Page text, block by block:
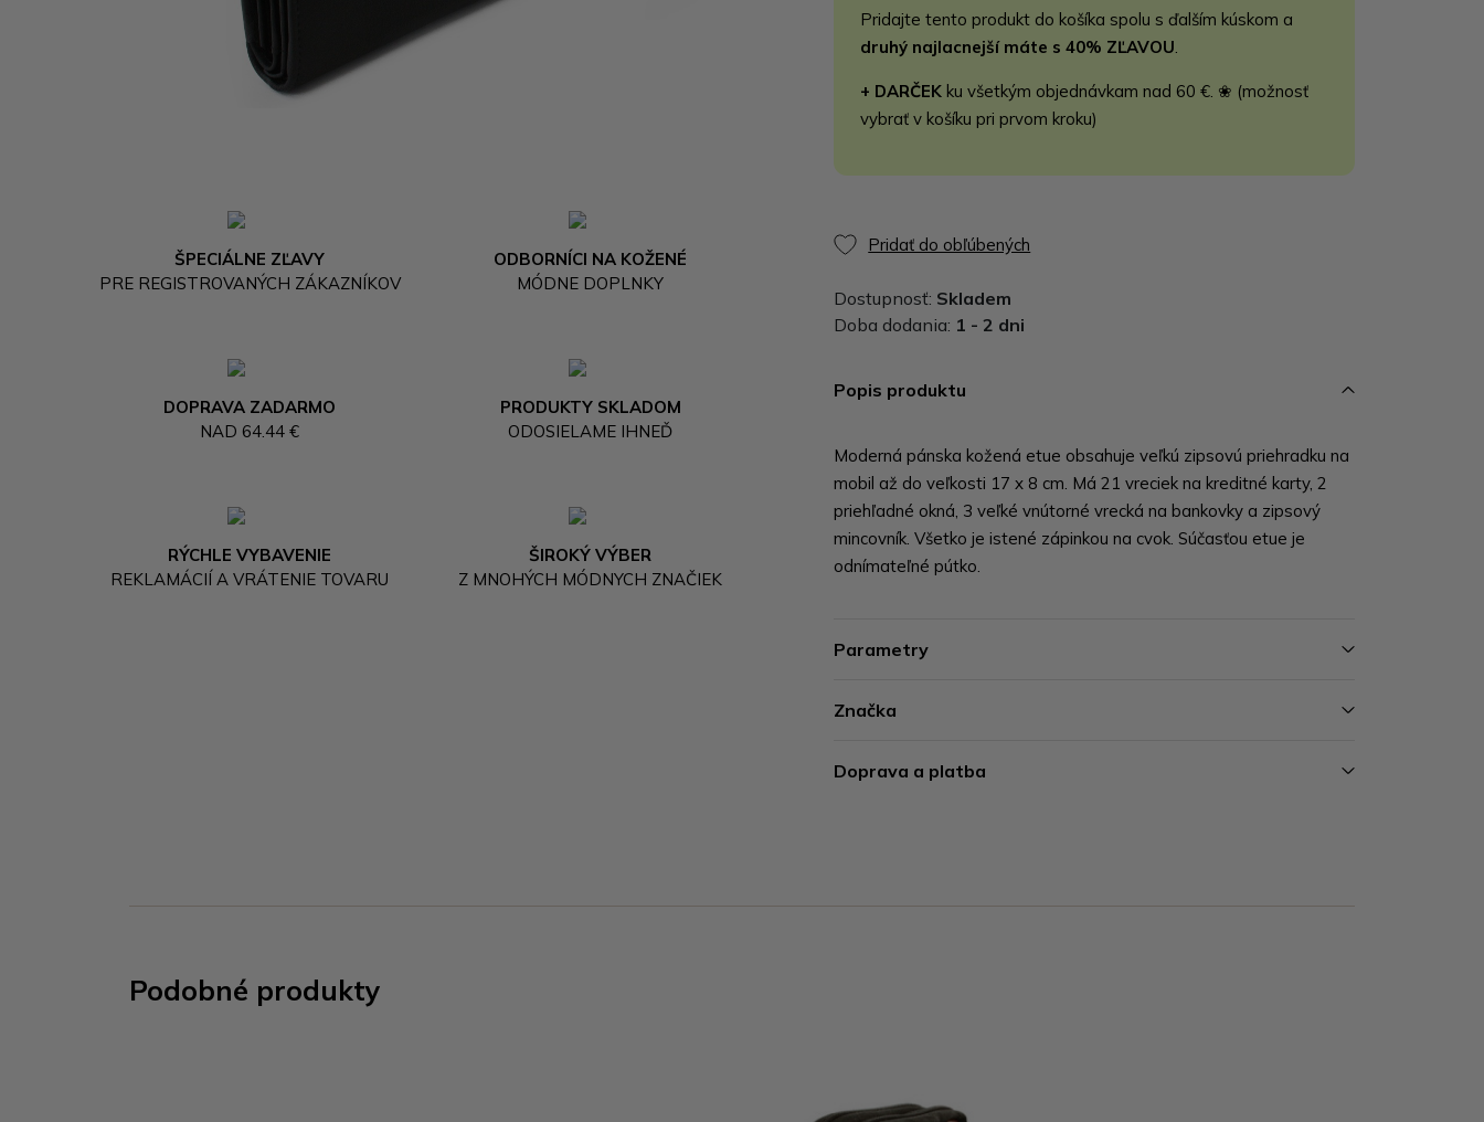
ŠPECIÁLNE ZĽAVY
PRE REGISTROVANÝCH ZÁKAZNÍKOV
ODBORNÍCI NA KOŽENÉ
MÓDNE DOPLNKY
DOPRAVA ZADARMO
NAD 64.44 €
PRODUKTY SKLADOM
ODOSIELAME IHNEĎ
RÝCHLE VYBAVENIE
REKLAMÁCIÍ A VRÁTENIE TOVARU
ŠIROKÝ VÝBER
Z MNOHÝCH MÓDNYCH ZNAČIEK
Pridajte tento produkt do košíka spolu s ďalším kúskom a
druhý najlacnejší máte s 40% ZĽAVOU.
+ DARČEK ku všetkým objednávkam nad 60 €. ❀ (možnosť
vybrať v košíku pri prvom kroku)
Pridať do obľúbených
Dostupnosť: Skladem
Doba dodania: 1 - 2 dni
Popis produktu
Moderná pánska kožená etue obsahuje veľkú zipsovú priehradku na
mobil až do veľkosti 17 x 8 cm. Má 21 vreciek na kreditné karty, 2
priehľadné okná, 3 veľké vnútorné vrecká na bankovky a zipsový
mincovník. Všetko je istené zápinkou na cvok. Súčasťou etue je
odnímateľné pútko.
Parametry
Značka
Doprava a platba
Podobné produkty